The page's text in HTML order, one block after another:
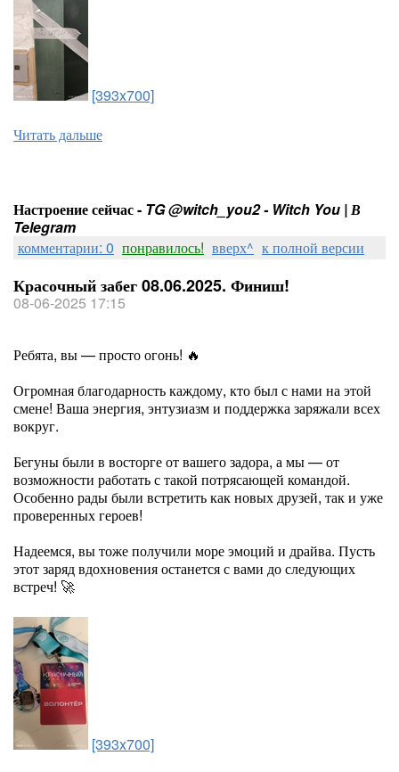
[393x700]
Читать дальше
Настроение сейчас - TG @witch_you2 - Witch You | В
Telegram
комментарии: 0 понравилось! вверх^ к полной версии
Красочный забег 08.06.2025. Финиш!
08-06-2025 17:15
Ребята, вы — просто огонь! 🔥
Огромная благодарность каждому, кто был с нами на этой
смене! Ваша энергия, энтузиазм и поддержка заряжали всех
вокруг.
Бегуны были в восторге от вашего задора, а мы — от
возможности работать с такой потрясающей командой.
Особенно рады были встретить как новых друзей, так и уже
проверенных героев!
Надеемся, вы тоже получили море эмоций и драйва. Пусть
этот заряд вдохновения останется с вами до следующих
встреч! 🚀
[393x700]